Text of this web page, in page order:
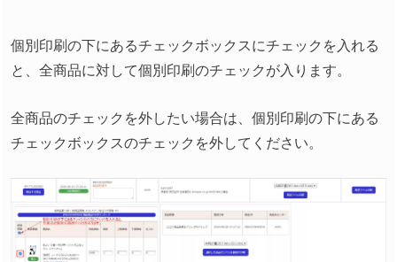
個別印刷の下にあるチェックボックスにチェックを入れる
と、全商品に対して個別印刷のチェックが入ります。
全商品のチェックを外したい場合は、個別印刷の下にある
チェックボックスのチェックを外してください。